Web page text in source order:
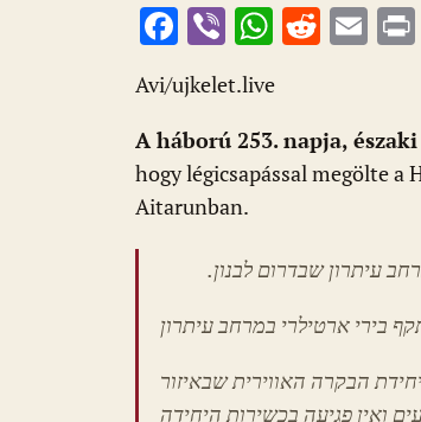
F
ac
e
b
o
o
Vi
b
er
W
at
s
A
p
R
di
t
E
l
Avi/ujkelet.live
A háború 253. napja,
hogy légicsapással megölte
Aitarunban.
עיתרון שבדרום לבנון.
הבקרה האווירית שבאיזור